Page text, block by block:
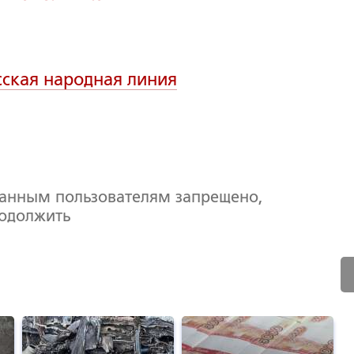
народная линия
пользователям запрещено,